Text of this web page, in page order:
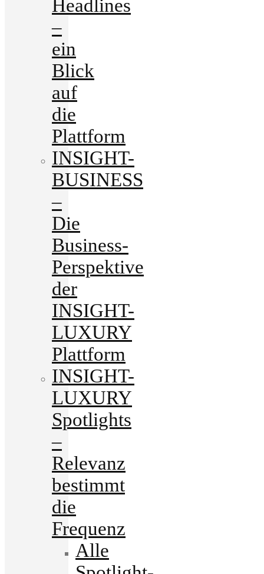
Headlines
–
ein
Blick
auf
die
Plattform
INSIGHT-
BUSINESS
–
Die
Business-
Perspektive
der
INSIGHT-
LUXURY
Plattform
INSIGHT-
LUXURY
Spotlights
–
Relevanz
bestimmt
die
Frequenz
Alle